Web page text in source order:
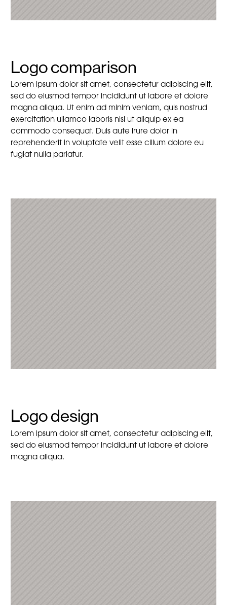
Logo comparison
Lorem ipsum dolor sit amet, consectetur adipiscing elit,
sed do eiusmod tempor incididunt ut labore et dolore
magna aliqua. Ut enim ad minim veniam, quis nostrud
exercitation ullamco laboris nisi ut aliquip ex ea
commodo consequat. Duis aute irure dolor in
reprehenderit in voluptate velit esse cillum dolore eu
fugiat nulla pariatur.
Logo design
Lorem ipsum dolor sit amet, consectetur adipiscing elit,
sed do eiusmod tempor incididunt ut labore et dolore
magna aliqua.